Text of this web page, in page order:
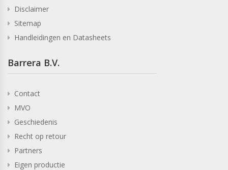
Disclaimer
Sitemap
Handleidingen en Datasheets
Barrera B.V.
Contact
MVO
Geschiedenis
Recht op retour
Partners
Eigen productie